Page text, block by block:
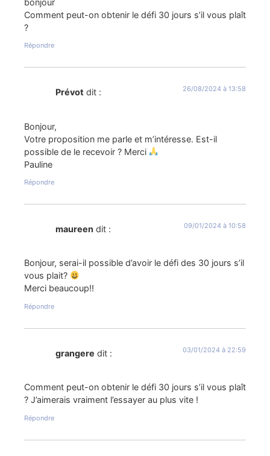
Comment peut-on obtenir le défi 30 jours s’il vous plaît
?
Répondre
Prévot dit : 26/08/2024 à 13:58
Bonjour,
Votre proposition me parle et m’intéresse. Est-il
possible de le recevoir ? Merci
Pauline
Répondre
maureen dit : 09/01/2024 à 10:58
Bonjour, serai-il possible d’avoir le défi des 30 jours s’il
vous plait?
Merci beaucoup!!
Répondre
grangere dit : 03/01/2024 à 22:59
Comment peut-on obtenir le défi 30 jours s’il vous plaît
? J’aimerais vraiment l’essayer au plus vite !
Répondre